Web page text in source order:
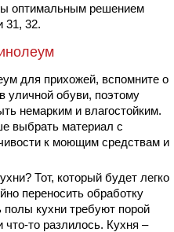
оптимальным решением
31, 32.
для прихожей, вспомните о
уличной обуви, поэтому
немарким и влагостойким.
выбрать материал с
к моющим средствам и
Тот, который будет легко
переносить обработку
кухни требуют порой
то разлилось. Кухня –